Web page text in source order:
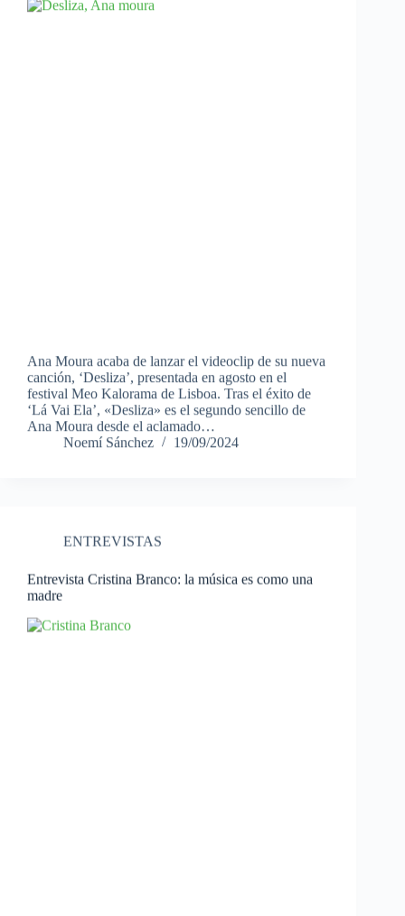
Ana Moura acaba de lanzar el videoclip de su nueva
canción, ‘Desliza’, presentada en agosto en el
festival Meo Kalorama de Lisboa. Tras el éxito de
‘Lá Vai Ela’, «Desliza» es el segundo sencillo de
Ana Moura desde el aclamado…
Noemí Sánchez
19/09/2024
ENTREVISTAS
Entrevista Cristina Branco: la música es como una
madre